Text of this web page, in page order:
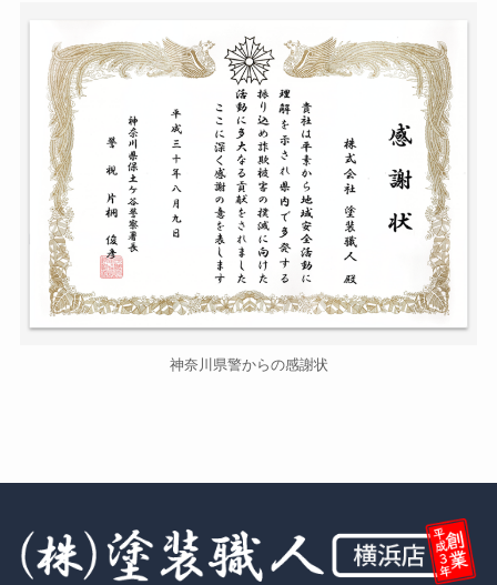
神奈川県警からの感謝状